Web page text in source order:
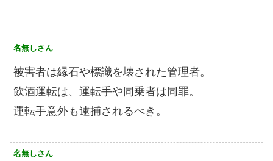
名無しさん
被害者は縁石や標識を壊された管理者。
飲酒運転は、運転手や同乗者は同罪。
運転手意外も逮捕されるべき。
名無しさん